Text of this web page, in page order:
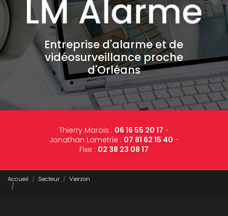
Contrôle d'accès
Téléassistance
Domotique
Entreprise d'alarme et de
vidéosurveillance proche
d'Orléans
Thierry Marois : 06 16 55 20 17 -
Jonathan Lametrie : 07 81 62 15 40 -
Fixe : 02 38 23 08 17
Accueil Secteur
Vierzon